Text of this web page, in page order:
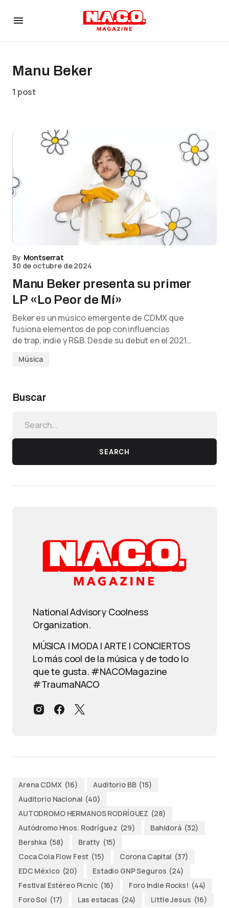
Manu Beker
1 post
By Montserrat
30 de octubre de 2024
Manu Beker presenta su primer
LP «Lo Peor de Mí»
Beker es un músico emergente de CDMX que
fusiona elementos de pop con influencias
de trap, indie y R&B. Desde su debut en el 2021…
Música
Buscar
SEARCH
National Advisory Coolness
Organization.
MÚSICA | MODA | ARTE | CONCIERTOS
Lo más cool de la música y de todo lo
que te gusta. #NACOMagazine
#TraumaNACO
Arena CDMX (16) Auditorio BB (15)
Auditorio Nacional (40)
AUTODROMO HERMANOS RODRÍGUEZ (28)
Autódromo Hnos. Rodríguez (29) Bahidorá (32)
Bershka (58) Bratty (15)
Coca Cola Flow Fest (15) Corona Capital (37)
EDC México (20) Estadio GNP Seguros (24)
Festival Estéreo Picnic (16) Foro Indie Rocks! (44)
Foro Sol (17) Las estacas (24) Little Jesus (16)